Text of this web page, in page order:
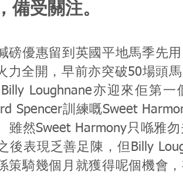
備受關注。
磅優惠留到英國平地馬季先
力全開，早前亦突破50場頭
Loughnane亦迎來佢第一
Spencer訓練嘅Sweet
雖然Sweet Harmony只喺雅
後表現乏善足陳，但Billy
策騎幾個月就獲得呢個機會